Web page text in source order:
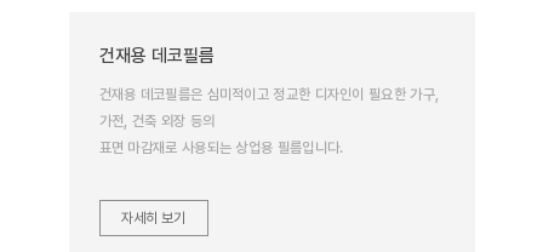
건재용 데코필름
건재용 데코필름은 심미적이고 정교한 디자인이 필요한 가구,
가전, 건축 외장 등의
표면 마감재로 사용되는 상업용 필름입니다.
자세히 보기